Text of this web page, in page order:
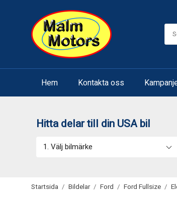
Hem Kontakta oss
Hitta delar till din USA bil
1. Välj bilmärke
Startsida / Bildelar / Ford / Ford Fullsize /